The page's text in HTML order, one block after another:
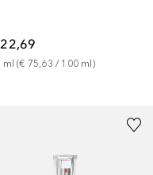
ml (€ 75,63 / 100 ml)